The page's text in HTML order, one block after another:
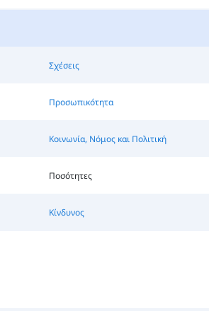
Σχέσεις
Προσωπικότητα
Κοινωνία, Νόμος και Πολιτική
Ποσότητες
Κίνδυνος